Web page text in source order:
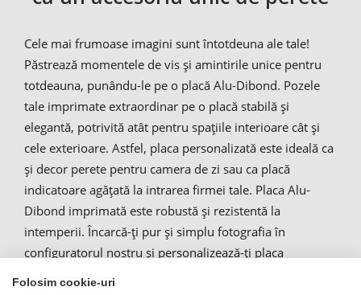
Cele mai frumoase imagini sunt întotdeuna ale tale!
Păstrează momentele de vis și amintirile unice pentru
totdeauna, punându-le pe o placă Alu-Dibond. Pozele
tale imprimate extraordinar pe o placă stabilă și
elegantă, potrivită atât pentru spațiile interioare cât și
cele exterioare. Astfel, placa personalizată este ideală ca
și decor perete pentru camera de zi sau ca placă
indicatoare agățată la intrarea firmei tale. Placa Alu-
Dibond imprimată este robustă și rezistentă la
intemperii. Încarcă-ți pur și simplu fotografia în
configuratorul nostru și personalizează-ți placa
Folosim cookie-uri